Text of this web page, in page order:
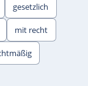
gesetzlich
mit recht